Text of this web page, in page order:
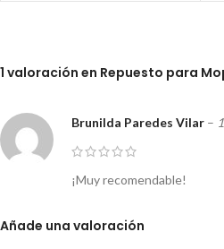
1 valoración en Repuesto para
Brunilda Paredes Vilar –
¡Muy recomendable!
Añade una valoración